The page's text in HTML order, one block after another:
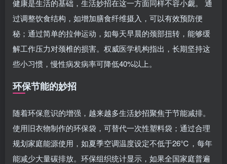
健康是生活的基础，生活妙招在这一方面同样不容小觑。 通
过调整饮食结构，如增加膳食纤维摄入，可以有效预防便
秘；通过简单的拉伸运动，如每天早晨的颈部扭转，能够缓
解工作压力对颈椎的损害。权威医学机构指出，长期坚持这
些小习惯，慢性病发病率可降低40%以上。
环保节能的妙招
随着环保意识的增强，越来越多生活妙招聚焦于节能减排。
使用旧衣物制作的环保袋，可替代一次性塑料袋；通过合理
规划家庭能源使用，如夏季空调温度设定不低于26℃，每年
能减少大量碳排放。环保组织统计显示，如果全国家庭普遍